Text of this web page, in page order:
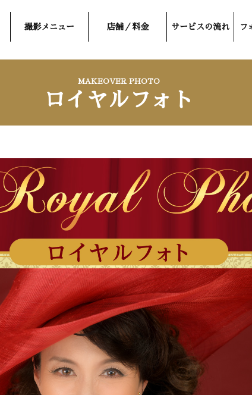
撮影メニュー 店舗／料金 サービスの流れ フ
MAKEOVER PHOTO
ロイヤルフォト